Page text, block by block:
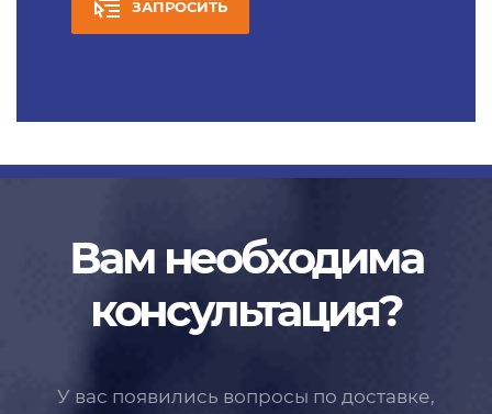
ЗАПРОСИТЬ
Вам необходима
консультация?
У вас появились вопросы по доставке,